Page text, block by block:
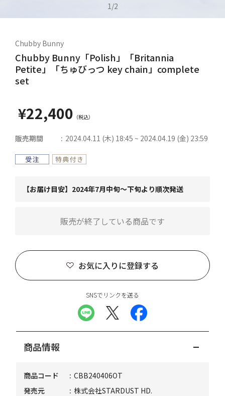
1/2
Chubby Bunny
Chubby Bunny「Polish」「Britannia
Petite」「ちゅびっつ key chain」complete
set
¥22,400
販売期間 2024.04.11 (木) 18:45 ~ 2024.04.19 (金) 23:59
【お届け目安】2024年7月中旬～下旬より順次発送
お気に入りに登録する
販売が終了している商品です
SNSでリンクを送る
商品情報
商品コード
CBB240406OT
発売元
株式会社STARDUST HD.